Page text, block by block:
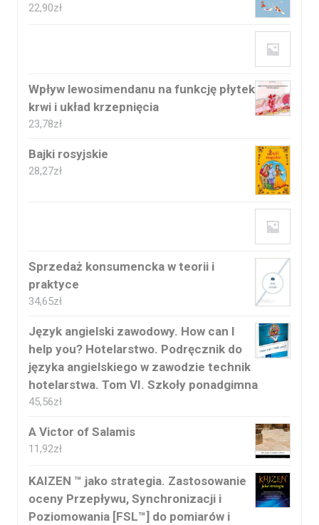
22,90zł
Wpływ lewosimendanu na funkcję płytek
krwi i układ krzepnięcia
23,78zł
Bajki rosyjskie
28,27zł
Sprzedaż konsumencka w teorii i
praktyce
34,65zł
Język angielski zawodowy. How can I
help you? Hotelarstwo. Podręcznik do
języka angielskiego w zawodzie technik
hotelarstwa. Tom VI. Szkoły ponadgimna
45,56zł
A Victor of Salamis
11,92zł
KAIZEN ™ jako strategia. Zastosowanie
oceny Przepływu, Synchronizacji i
Poziomowania [FSL™] do pomiarów i